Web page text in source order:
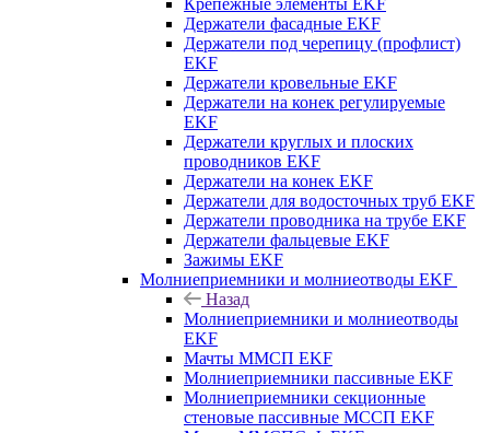
Крепежные элементы EKF
Держатели фасадные EKF
Держатели под черепицу (профлист)
EKF
Держатели кровельные EKF
Держатели на конек регулируемые
EKF
Держатели круглых и плоских
проводников EKF
Держатели на конек EKF
Держатели для водосточных труб EKF
Держатели проводника на трубе EKF
Держатели фальцевые EKF
Зажимы EKF
Молниеприемники и молниеотводы EKF
Назад
Молниеприемники и молниеотводы
EKF
Мачты ММСП EKF
Молниеприемники пассивные EKF
Молниеприемники секционные
стеновые пассивные МССП EKF